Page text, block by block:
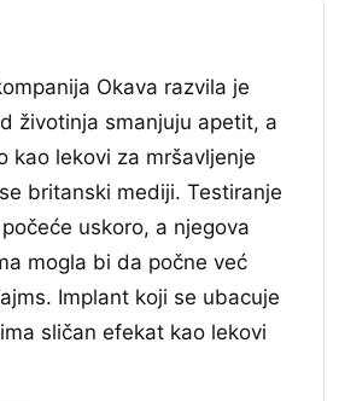
Okava razvila je
životinja smanjuju apetit, a
kao lekovi za mršavljenje
britanski mediji. Testiranje
uskoro, a njegova
mogla bi da počne već
Implant koji se ubacuje
sličan efekat kao lekovi